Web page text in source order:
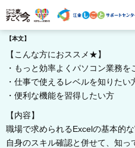
【本文】
【こんな方におススメ★】
・もっと効率よくパソコン業務を
・仕事で使えるレベルを知りたい
・便利な機能を習得したい方
【内容】
職場で求められるExcelの基本的
自身のスキル確認と併せて、知